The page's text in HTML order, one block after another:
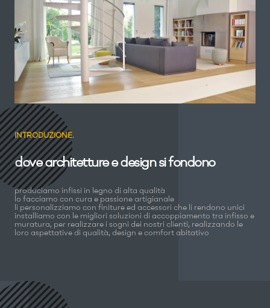
INTRODUZIONE.
dove architetture e design si fondono
produciamo infissi in legno di alta qualità
lo facciamo con cura e passione artigianale
li personalizziamo con finiture ed accessori che li rendono unici
installiamo con le migliori soluzioni di accoppiamento tra infisso e
muratura, per realizzare i sogni dei nostri clienti, realizzando le
loro aspettative di qualità, design e comfort abitativo